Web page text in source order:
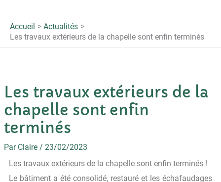
Accueil
Actualités
Les travaux extérieurs de la chapelle sont enfin terminés
Les travaux extérieurs de la
chapelle sont enfin
terminés
Par Claire/23/02/2023
Les travaux extérieurs de la chapelle sont enfin terminés !
Le bâtiment a été consolidé, restauré et les échafaudages